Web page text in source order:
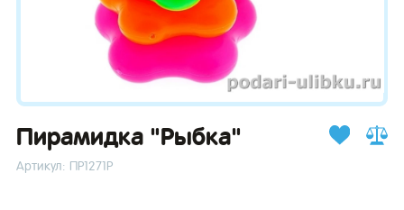
Пирамидка "Рыбка"
Артикул: ПР1271Р